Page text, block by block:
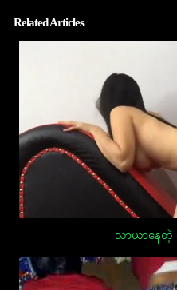
Related Articles
သာယာနေတဲ့